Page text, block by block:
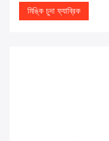
মিঙ্কি চুদা ফ্যাব্রিক